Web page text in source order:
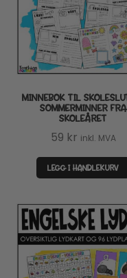
MINNEBOK TIL
SOMMERMINNER FRA
SKOLEÅRET
59 kr inkl. MVA
LEGG I HANDLEKURV